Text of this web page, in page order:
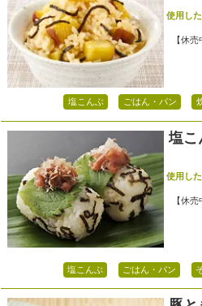
使用し
【休
塩こんぶ ごはん・パン
塩こ
使用し
【休
塩こんぶ ごはん・パン